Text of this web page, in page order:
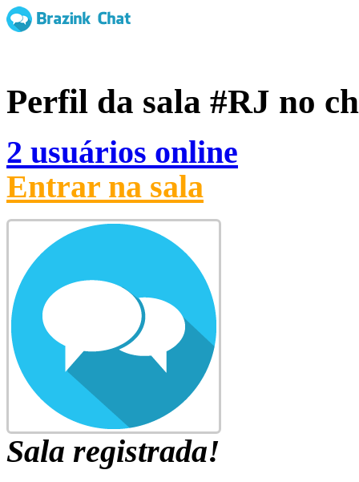
Perfil da sala #RJ no
2 usuários online
Entrar na sala
Sala registrada!